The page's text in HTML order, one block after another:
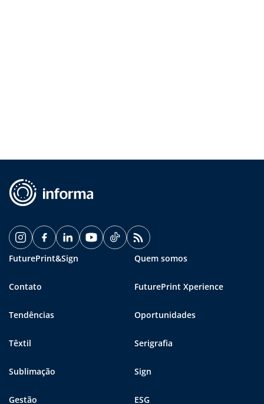
FuturePrint&Sign Quem somos
Contato FuturePrint Xperience
Tendências Oportunidades
Têxtil Serigrafia
Sublimação Sign
Gestão ESG